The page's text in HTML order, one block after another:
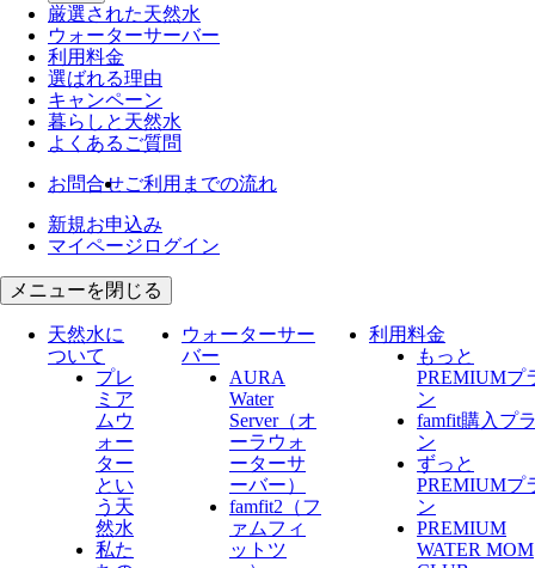
厳選された天然水
ウォーターサーバー
利用料金
選ばれる理由
キャンペーン
暮らしと天然水
よくあるご質問
お問合せご利用までの流れ
新規お申込み
マイページログイン
メニューを閉じる
天然水に
ついて
プレ
ミア
ムウ
ォー
ター
とい
う天
然水
私た
ウォーターサー
バー
AURA
Water
Server​（オ
ーラウォ
ーターサ
ーバー）
famfit2（フ
ァムフィ
ットツ
利用料金
もっと
PREMIUMプ
ン
famfit購入プ
ン
ずっと
PREMIUMプ
ン
PREMIUM
WATER MOM